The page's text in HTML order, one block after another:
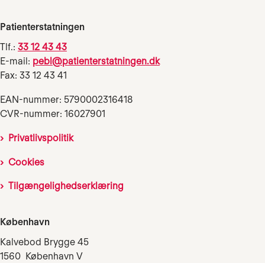
Patienterstatningen
Tlf.: 33 12 43 43
E-mail: pebl@patienterstatningen.dk
Fax: 33 12 43 41
EAN-nummer: 5790002316418
CVR-nummer: 16027901
Privatlivspolitik
Cookies
Tilgængelighedserklæring
København
Kalvebod Brygge 45
1560 København V